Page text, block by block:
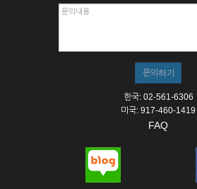
한국: 02-561-6306
미국: 917-460-1419
FAQ